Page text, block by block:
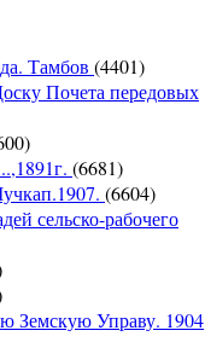
Тамбов (4401)
Почета передовых
(6681)
(6604)
сельско-рабочего
Земскую Управу. 1904